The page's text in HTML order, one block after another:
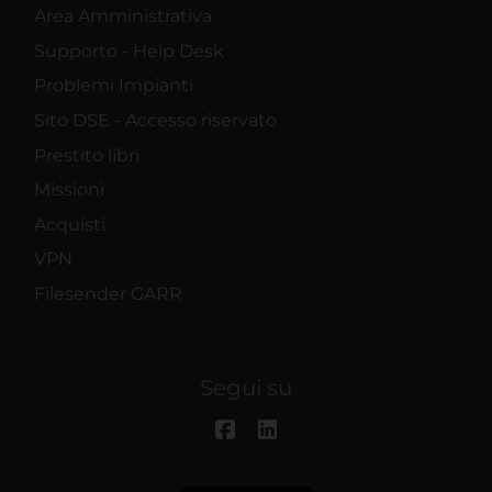
Area Amministrativa
Supporto - Help Desk
Problemi Impianti
Sito DSE - Accesso riservato
Prestito libri
Missioni
Acquisti
VPN
Filesender GARR
Segui su